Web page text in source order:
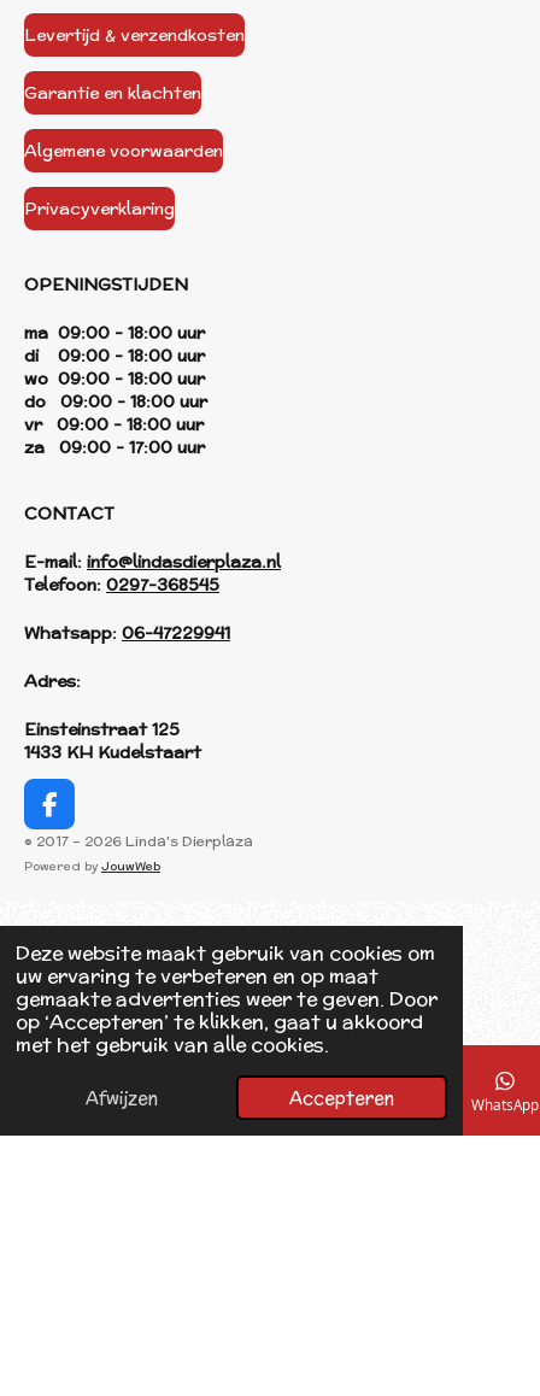
Deze website maakt gebruik van cookies om
uw ervaring te verbeteren en op maat
gemaakte advertenties weer te geven. Door
op ‘Accepteren’ te klikken, gaat u akkoord
met het gebruik van alle cookies.
Afwijzen Accepteren
Levertijd & verzendkosten
Garantie en klachten
Algemene voorwaarden
Privacyverklaring
OPENINGSTIJDEN
ma 09:00 - 18:00 uur
di 09:00 - 18:00 uur
wo 09:00 - 18:00 uur
do 09:00 - 18:00 uur
vr 09:00 - 18:00 uur
za 09:00 - 17:00 uur
CONTACT
E-mail: info@lindasdierplaza.nl
Telefoon: 0297-368545
Whatsapp: 06-47229941
Adres:
Einsteinstraat 125
1433 KH Kudelstaart
F
a
c
o
o
k
© 2017 - 2026 Linda's Dierplaza
Powered by JouwWeb
E-mailadres Telefoonnummer Kaart Facebook WhatsApp